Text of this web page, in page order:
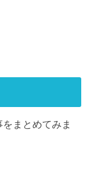
まとめてみま